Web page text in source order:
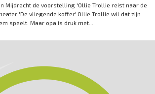
Mijdrecht de voorstelling 'Ollie Trollie reist naar de
'De vliegende koffer'.Ollie Trollie wil dat zijn
speelt. Maar opa is druk met...